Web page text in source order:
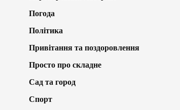
Погода
Політика
Привітання та поздоровлення
Просто про складне
Сад та город
Спорт